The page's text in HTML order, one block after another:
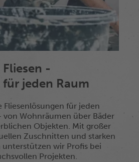
Fliesen -
jeden Raum
Fliesenlösungen für jeden
von Wohnräumen über Bäder
Objekten. Mit großer
Zuschnitten und starken
unterstützen wir Profis bei
Projekten.